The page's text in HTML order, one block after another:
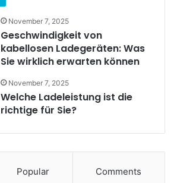
November 7, 2025
Geschwindigkeit von
kabellosen Ladegeräten: Was
Sie wirklich erwarten können
November 7, 2025
Welche Ladeleistung ist die
richtige für Sie?
Popular Comments